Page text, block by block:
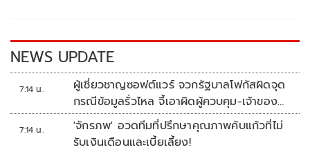
k k
NEWS UPDATE
7:14 น.
ผู้เชี่ยวชาญซอฟต์แวร์ จวกรัฐบาลโฟกัสผิดจุด
กรณีข้อมูลรั่วไหล จี้เอาผิดผู้ควบคุม-เจ้าของ
ระบบตามกฎหมาย PDPA
7:14 น.
'จักรภพ' อวดทีมที่ปรึกษาคุณภาพคับแก้วที่ไม่
รับเงินเดือนและเบี้ยเลี้ยง!